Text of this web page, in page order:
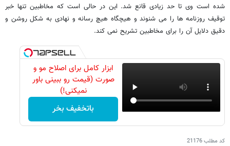
شده است وی تا حد زیادی قانع شد. این در حالی است که مخاطبین تنها خبر
توقیف روزنامه ها را می شنوند و هیچگاه هیچ رسانه و نهادی به شکل روشن و
دقیق دلایل آن را برای مخاطبین تشریح نمی کند.
ابزار کامل برای اصلاح مو و
صورت (قیمت رو ببینی باور
نمیکنی!)
باتخفیف بخر
کد مطلب21176